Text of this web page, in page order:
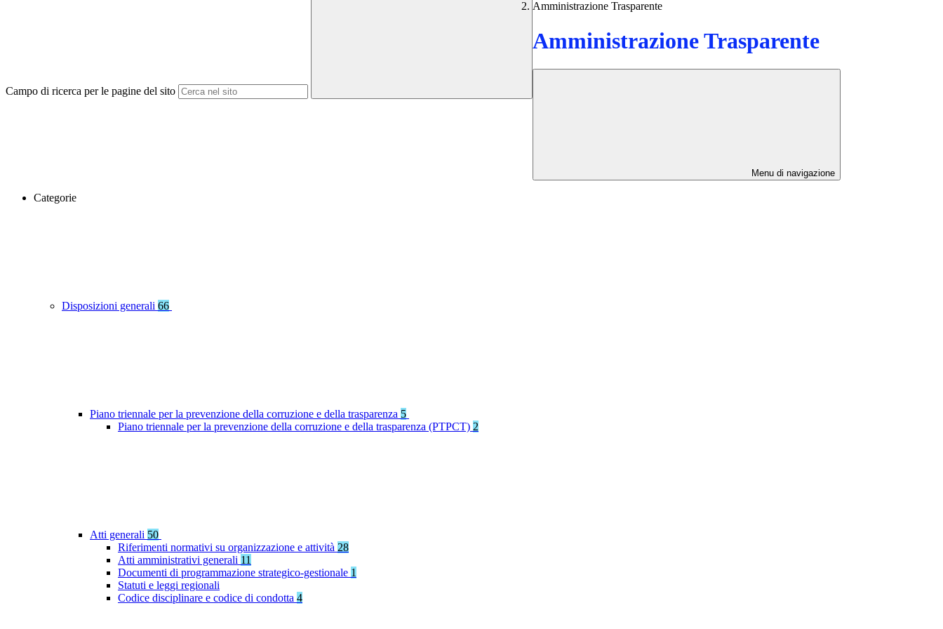
Campo di ricerca per le pagine del sito
Amministrazione Trasparente
Amministrazione Trasparente
Menu di navigazione
Categorie
Disposizioni generali 66
Piano triennale per la prevenzione della corruzione e della trasparenza 5
Piano triennale per la prevenzione della corruzione e della trasparenza (PTPCT) 2
Atti generali 50
Riferimenti normativi su organizzazione e attività 28
Atti amministrativi generali 11
Documenti di programmazione strategico-gestionale 1
Statuti e leggi regionali
Codice disciplinare e codice di condotta 4